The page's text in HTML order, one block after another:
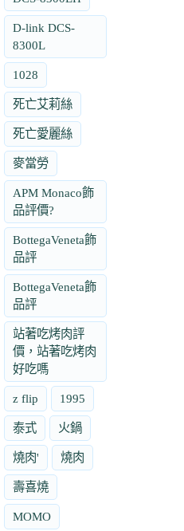
D-link DCS-
8300L
1028
死亡艾莉絲
死亡愛麗絲
麥當勞
APM Monaco飾
品評價?
BottegaVeneta飾
品評
BottegaVeneta飾
品評
站著吃烤肉評
價，站著吃烤肉
好吃嗎
z flip 1995
泰式 火鍋
燒肉' 燒肉
壽喜燒
MOMO